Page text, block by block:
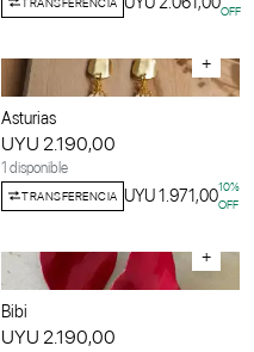
OFF
+
Asturias
UYU 2.190,00
1 disponible
TRANSFERENCIA UYU 1.971,0010%
OFF
+
Bibi
UYU 2.190,00